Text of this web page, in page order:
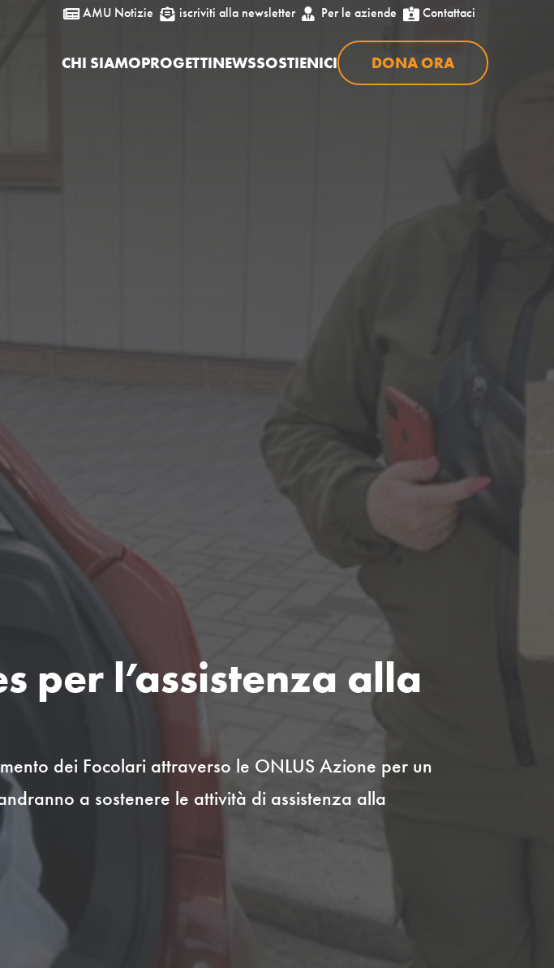
 AMU Notizie  iscriviti alla newsletter  Per le aziende  Contattaci
CHI SIAMOPROGETTINEWSSOSTIENICI DONA ORA
per l’assistenza alla
dei Focolari attraverso le ONLUS Azione per un
a sostenere le attività di assistenza alla